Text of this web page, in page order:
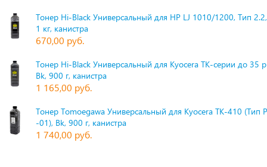
Тонер Hi-Black Универсальный для HP LJ 1010/1200, Тип
1 кг, канистра
670,00 руб.
Тонер Hi-Black Универсальный для Kyocera TK-серии до 35
Bk, 900 г, канистра
1 165,00 руб.
Тонер Tomoegawa Универсальный для Kyocera TK-410 (Тип
-01), Bk, 900 г, канистра
1 740,00 руб.